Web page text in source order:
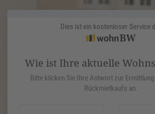
Dies ist ein kostenloser Service
Wie ist Ihre aktuelle
Bitte klicken Sie Ihre Antwort zur
Rückmietkaufs an.